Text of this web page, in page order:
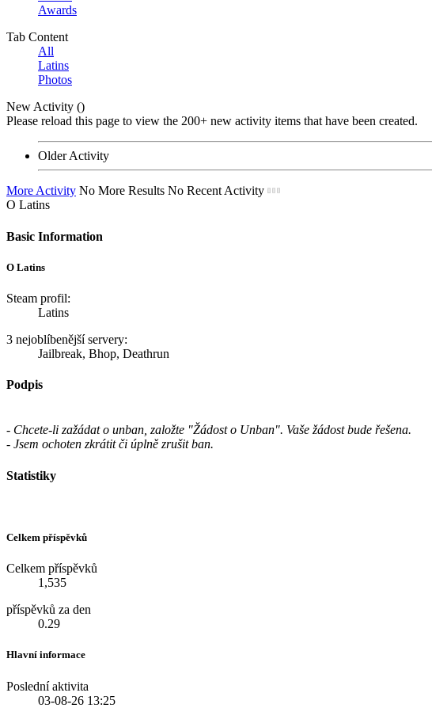
Awards
Tab Content
All
Latins
Photos
New Activity ()
Please reload this page to view the 200+ new activity items that have been created.
Older Activity
More Activity No More Results No Recent Activity
O Latins
Basic Information
O Latins
Steam profil:
Latins
3 nejoblíbenější servery:
Jailbreak, Bhop, Deathrun
Podpis
- Chcete-li zažádat o unban, založte "Žádost o Unban". Vaše žádost bude řešena.
- Jsem ochoten zkrátit či úplně zrušit ban.
Statistiky
Celkem příspěvků
Celkem příspěvků
1,535
příspěvků za den
0.29
Hlavní informace
Poslední aktivita
03-08-26 13:25